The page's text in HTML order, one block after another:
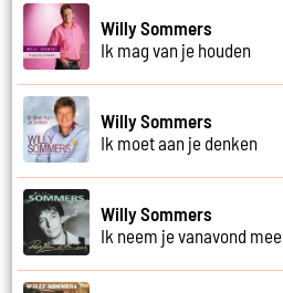
Willy Sommers
Ik mag van je houden
Willy Sommers
Ik moet aan je denken
Willy Sommers
Ik neem je vanavond mee